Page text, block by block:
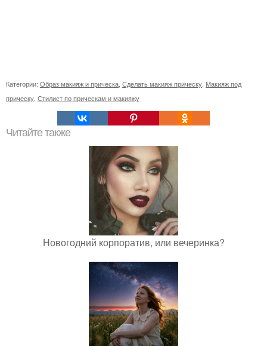
Категории: Образ макияж и прическа Сделать макияж прическу Макияж под
прическу Стилист по прическам и макияжу
Читайте также
Новогодний корпоратив, или вечеринка?